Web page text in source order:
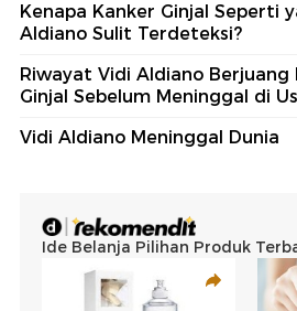
Kenapa Kanker Ginjal Seperti
Aldiano Sulit Terdeteksi?
Riwayat Vidi Aldiano Berjuang
Ginjal Sebelum Meninggal di
Vidi Aldiano Meninggal Dunia